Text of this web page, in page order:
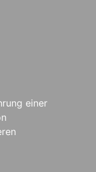
einer